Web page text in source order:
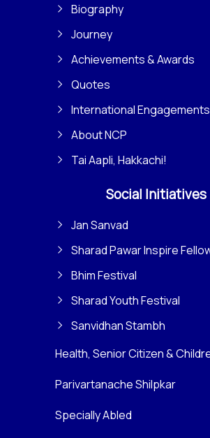
Biography
Journey
Achievements & Awards
Quotes
International Engagements
About NCP
Tai Aapli, Hakkachi!
Social Initiatives
Jan Sanvad
Sharad Pawar Inspire
Bhim Festival
Sharad Youth Festival
Sanvidhan Stambh
Health, Senior Citizen &
Parivartanache Shilpkar
Specially Abled